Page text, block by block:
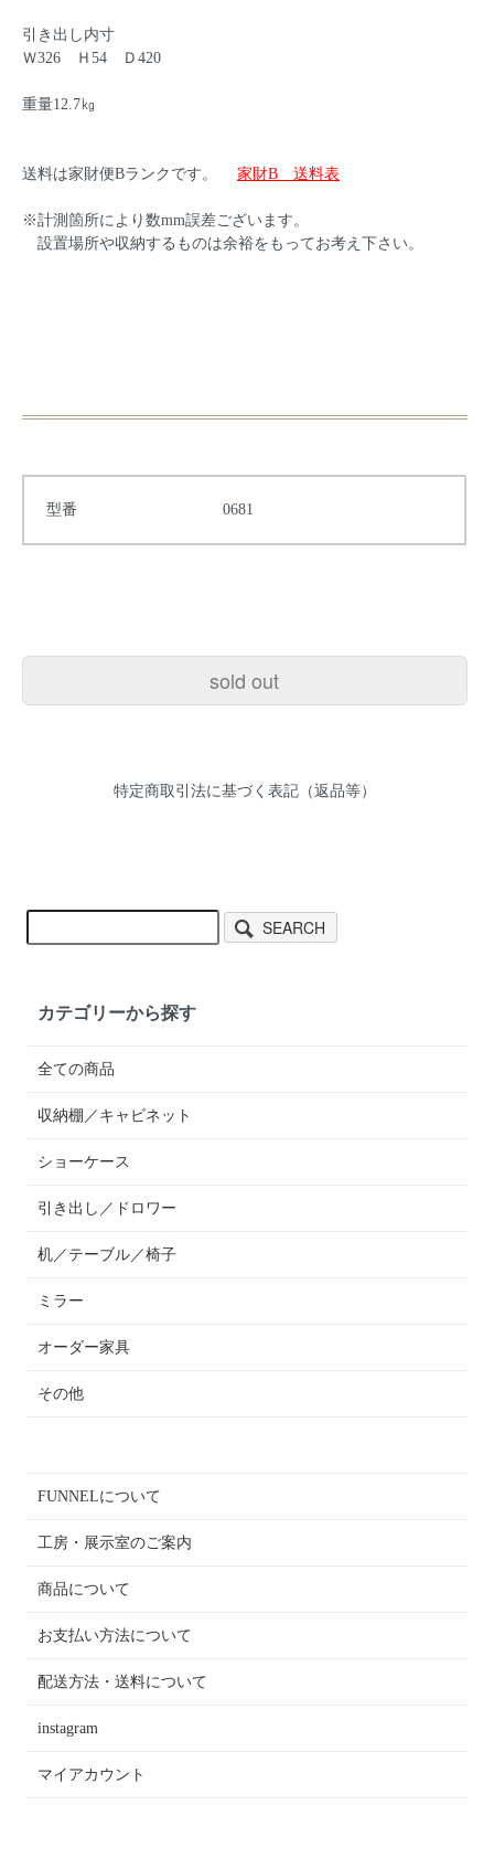
引き出し内寸
Ｗ326 Ｈ54 Ｄ420
重量12.7㎏
送料は家財便Bランクです。 家財B 送料表
※計測箇所により数mm誤差ございます。
設置場所や収納するものは余裕をもってお考え下さい。
型番 0681
sold out
特定商取引法に基づく表記（返品等）
SEARCH
カテゴリーから探す
全ての商品
収納棚／キャビネット
ショーケース
引き出し／ドロワー
机／テーブル／椅子
ミラー
オーダー家具
その他
FUNNELについて
工房・展示室のご案内
商品について
お支払い方法について
配送方法・送料について
instagram
マイアカウント